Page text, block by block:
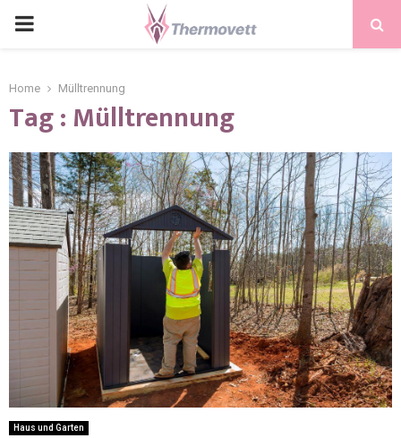
PRIMARY
Home Mülltrennung
Tag : Mülltrennung
Haus und Garten